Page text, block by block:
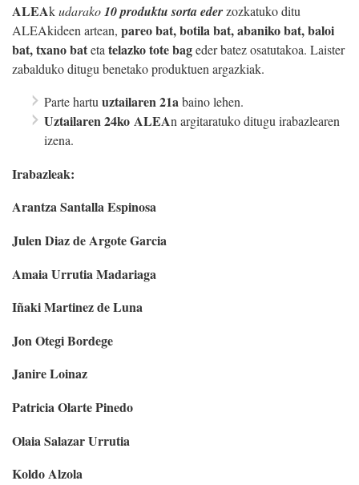
ALEAkudarako10 produktu sorta ederzozkatuko ditu
ALEAkideen artean, pareo bat, botila bat, abaniko bat, baloi
bat, txano bateta telazko tote bageder batez osatutakoa. Laister
zabalduko ditugu benetako produktuen argazkiak.
Parte hartu uztailaren 21abaino lehen.
Uztailaren 24ko ALEAn argitaratuko ditugu irabazlearen
izena.
Irabazleak:
Arantza Santalla Espinosa
Julen Diaz de Argote Garcia
Amaia Urrutia Madariaga
Iñaki Martinez de Luna
Jon Otegi Bordege
Janire Loinaz
Patricia Olarte Pinedo
Olaia Salazar Urrutia
Koldo Alzola